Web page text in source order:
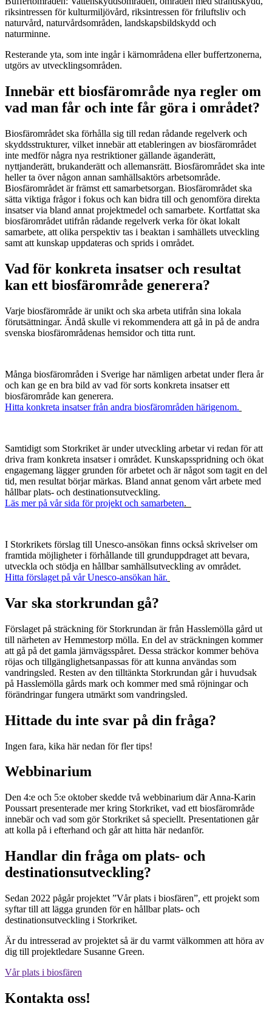
riksintressen för kulturmiljövård, riksintressen för friluftsliv och
naturvård, naturvårdsområden, landskapsbildskydd och
naturminne.
Resterande yta, som inte ingår i kärnområdena eller buffertzonerna,
utgörs av utvecklingsområden.
Innebär ett biosfärområde nya regler om
vad man får och inte får göra i området?
Biosfärområdet ska förhålla sig till redan rådande regelverk och
skyddsstrukturer, vilket innebär att etableringen av biosfärområdet
inte medför några nya restriktioner gällande äganderätt,
nyttjanderätt, brukanderätt och allemansrätt. Biosfärområdet ska inte
heller ta över någon annan samhällsaktörs arbetsområde.
Biosfärområdet är främst ett samarbetsorgan. Biosfärområdet ska
sätta viktiga frågor i fokus och kan bidra till och genomföra direkta
insatser via bland annat projektmedel och samarbete. Kortfattat ska
biosfärområdet utifrån rådande regelverk verka för ökat lokalt
samarbete, att olika perspektiv tas i beaktan i samhällets utveckling
samt att kunskap uppdateras och sprids i området.
Vad för konkreta insatser och resultat
kan ett biosfärområde generera?
Varje biosfärområde är unikt och ska arbeta utifrån sina lokala
förutsättningar. Ändå skulle vi rekommendera att gå in på de andra
svenska biosfärområdenas hemsidor och titta runt.
Många biosfärområden i Sverige har nämligen arbetat under flera år
och kan ge en bra bild av vad för sorts konkreta insatser ett
biosfärområde kan generera.
Hitta konkreta insatser från andra biosfärområden härigenom.
Samtidigt som Storkriket är under utveckling arbetar vi redan för att
driva fram konkreta insatser i området. Kunskapsspridning och ökat
engagemang lägger grunden för arbetet och är något som tagit en del
tid, men resultat börjar märkas. Bland annat genom vårt arbete med
hållbar plats- och destinationsutveckling.
Läs mer på vår sida för projekt och samarbeten.
I Storkrikets förslag till Unesco-ansökan finns också skrivelser om
framtida möjligheter i förhållande till grunduppdraget att bevara,
utveckla och stödja en hållbar samhällsutveckling av området.
Hitta förslaget på vår Unesco-ansökan här.
Var ska storkrundan gå?
Förslaget på sträckning för Storkrundan är från Hasslemölla gård ut
till närheten av Hemmestorp mölla. En del av sträckningen kommer
att gå på det gamla järnvägsspåret. Dessa sträckor kommer behöva
röjas och tillgänglighetsanpassas för att kunna användas som
vandringsled. Resten av den tilltänkta Storkrundan går i huvudsak
på Hasslemölla gårds mark och kommer med små röjningar och
förändringar fungera utmärkt som vandringsled.
Hittade du inte svar på din fråga?
Ingen fara, kika här nedan för fler tips!
Webbinarium
Den 4:e och 5:e oktober skedde två webbinarium där Anna-Karin
Poussart presenterade mer kring Storkriket, vad ett biosfärområde
innebär och vad som gör Storkriket så speciellt. Presentationen går
att kolla på i efterhand och går att hitta här nedanför.
Handlar din fråga om plats- och
destinationsutveckling?
Sedan 2022 pågår projektet ”Vår plats i biosfären”, ett projekt som
syftar till att lägga grunden för en hållbar plats- och
destinationsutveckling i Storkriket.
Är du intresserad av projektet så är du varmt välkommen att höra av
dig till projektledare Susanne Green.
Vår plats i biosfären
Kontakta oss!